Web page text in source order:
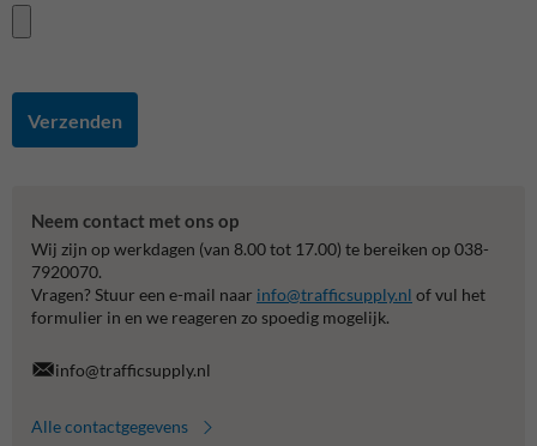
Verzenden
Neem contact met ons op
Wij zijn op werkdagen (van 8.00 tot 17.00) te bereiken op 038-
7920070.
Vragen? Stuur een e-mail naar info@trafficsupply.nl of vul het
formulier in en we reageren zo spoedig mogelijk.
info@trafficsupply.nl
Alle contactgegevens